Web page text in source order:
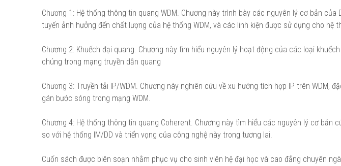
Chương 1: Hệ thống thông tin quang WDM. Chương này trình bày các nguyên lý cơ bản
tuyến ảnh hưởng đến chất lượng của hệ thống WDM, và các linh kiện được sử dụng cho hệ
Chương 2: Khuếch đại quang. Chương này tìm hiểu nguyên lý hoạt động của các loại
chúng trong mạng truyền dẫn quang
Chương 3: Truyền tải IP/WDM. Chương này nghiên cứu về xu hướng tích hợp IP trên WDM,
gán bước sóng trong mạng WDM.
Chương 4: Hệ thống thông tin quang Coherent. Chương này tìm hiểu các nguyên lý cơ bản
so với hệ thống IM/DD và triển vọng của công nghệ này trong tương lai.
Cuốn sách được biên soạn nhằm phục vụ cho sinh viên hệ đại học và cao đẳng chuyên